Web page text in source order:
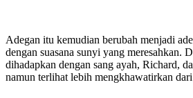
Adegan itu kemudian berubah menjadi
dengan suasana sunyi yang meresahkan.
dihadapkan dengan sang ayah, Richard,
namun terlihat lebih mengkhawatirkan